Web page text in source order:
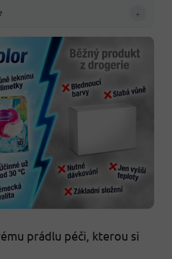
+
prádlu péči, kterou si